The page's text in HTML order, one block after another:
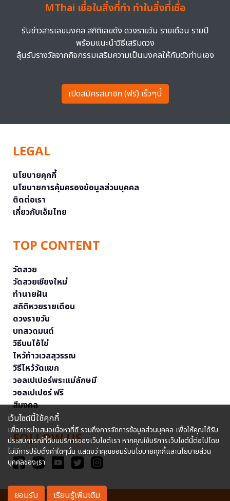
MThai เชื่อในสิ่งที่ทำ ทำในสิ่งที่เชื่อ
รับข่าวสารเลขมงคล สถิติเลขดัง ดวงรายวัน รายเดือน รายปี
พร้อมแนะนำวิธีเสริมดวง
ลุ้นรับรางวัลจากกิจกรรมเสริมความเป็นมงคลให้กับตัวท่านเอง
เปิดสมัครสมาชิก (ฟรี) เร็วๆนี้
LEGAL
นโยบายคุกกี้
นโยบายการคุ้มครองข้อมูลส่วนบุคคล
ติดต่อเรา
เกี่ยวกับเอ็มไทย
TOP CONTENT
วัดสวย
วัดสวยเชียงใหม่
ทำนายฝัน
สถิติหวยรายเดือน
ดวงรายวัน
บทสวดมนต์
วิธีบนไอ้ไข่
ไหว้ท้าวเวสสุวรรณ
วิธีไหว้วัดแขก
วอลเปเปอร์พระแม่ลักษมี
วอลเปเปอร์ ฟรี
สีมงคล
FOLLOW US
เว็บไซต์นี้ใช้คุกกี้
เพื่อการนำเสนอเนื้อหาที่ดี รวมถึงการจัดการข้อมูลส่วนบุคคล เพื่อให้คุณได้รับ
ประสบการณ์ที่ดีบนบริการของเว็บไซต์เรา หากคุณใช้บริการเว็บไซต์นี้ต่อไปโดย
ไม่มีการปรับตั้งค่าใดๆนั้น แสดงว่าคุณยอมรับนโยบายคุกกี้และนโยบายส่วน
บุคคลของเรา
ยอมรับ เรียนรู้เพิ่มเติม